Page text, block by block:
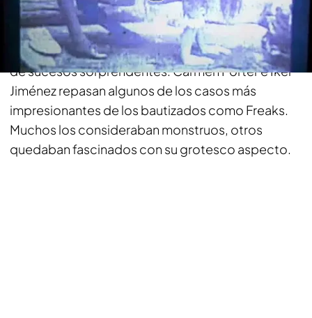
Historias increíbles de personajes cuyas
peculiaridades físicas les hicieron protagonistas
de sucesos sorprendentes. Carmen Porter e Iker
Jiménez repasan algunos de los casos más
impresionantes de los bautizados como Freaks.
Muchos los consideraban monstruos, otros
quedaban fascinados con su grotesco aspecto.